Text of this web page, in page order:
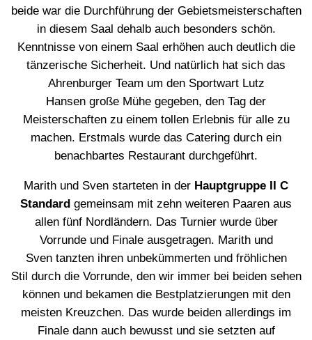
beide war die Durchführung der Gebietsmeisterschaften
in diesem Saal dehalb auch besonders schön.
Kenntnisse von einem Saal erhöhen auch deutlich die
tänzerische Sicherheit. Und natürlich hat sich das
Ahrenburger Team um den Sportwart Lutz
Hansen große Mühe gegeben, den Tag der
Meisterschaften zu einem tollen Erlebnis für alle zu
machen. Erstmals wurde das Catering durch ein
benachbartes Restaurant durchgeführt.
Marith und Sven starteten in der Hauptgruppe II C
Standard gemeinsam mit zehn weiteren Paaren aus
allen fünf Nordländern. Das Turnier wurde über
Vorrunde und Finale ausgetragen. Marith und
Sven tanzten ihren unbekümmerten und fröhlichen
Stil durch die Vorrunde, den wir immer bei beiden sehen
können und bekamen die Bestplatzierungen mit den
meisten Kreuzchen. Das wurde beiden allerdings im
Finale dann auch bewusst und sie setzten auf